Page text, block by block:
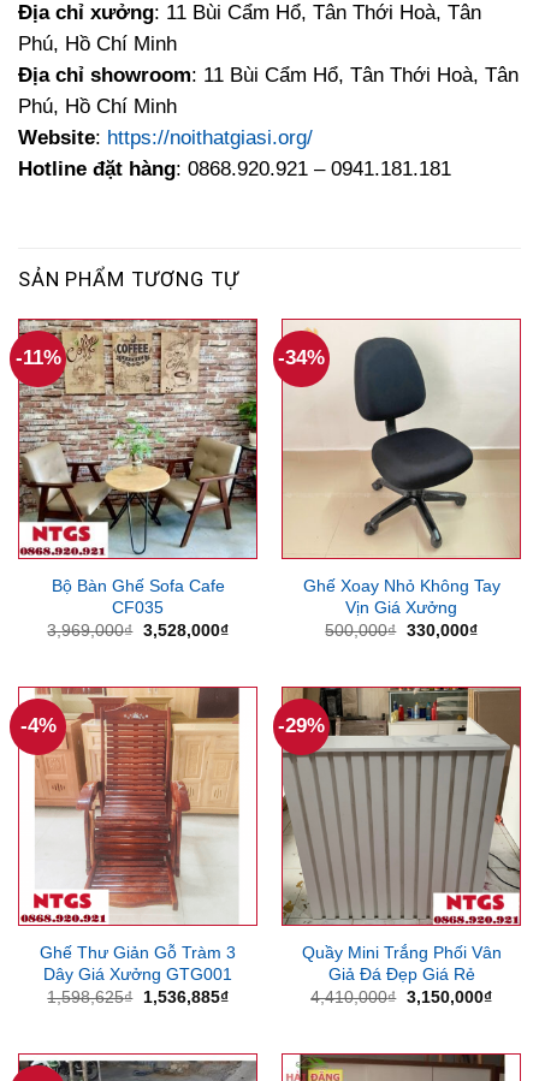
Địa chỉ xưởng: 11 Bùi Cẩm Hổ, Tân Thới Hoà, Tân
Phú, Hồ Chí Minh
Địa chỉ showroom: 11 Bùi Cẩm Hổ, Tân Thới Hoà, Tân
Phú, Hồ Chí Minh
Website: https://noithatgiasi.org/
Hotline đặt hàng: 0868.920.921 – 0941.181.181
SẢN PHẨM TƯƠNG TỰ
-11%
Bộ Bàn Ghế Sofa Cafe
CF035
3,969,000₫ Giá
3,528,000₫Giá
3,528,000₫.
-34%
Ghế Xoay Nhỏ Không Tay
Vịn Giá Xưởng
500,000₫ Giá
330,000₫Giá
-4%
Ghế Thư Giản Gỗ Tràm 3
Dây Giá Xưởng GTG001
1,598,625₫
Giá
1,536,885₫Giá
1,536,885₫.
-29%
Quầy Mini Trắng Phối Vân
Giả Đá Đẹp Giá Rẻ
4,410,000₫ Giá
3,150,000₫Giá